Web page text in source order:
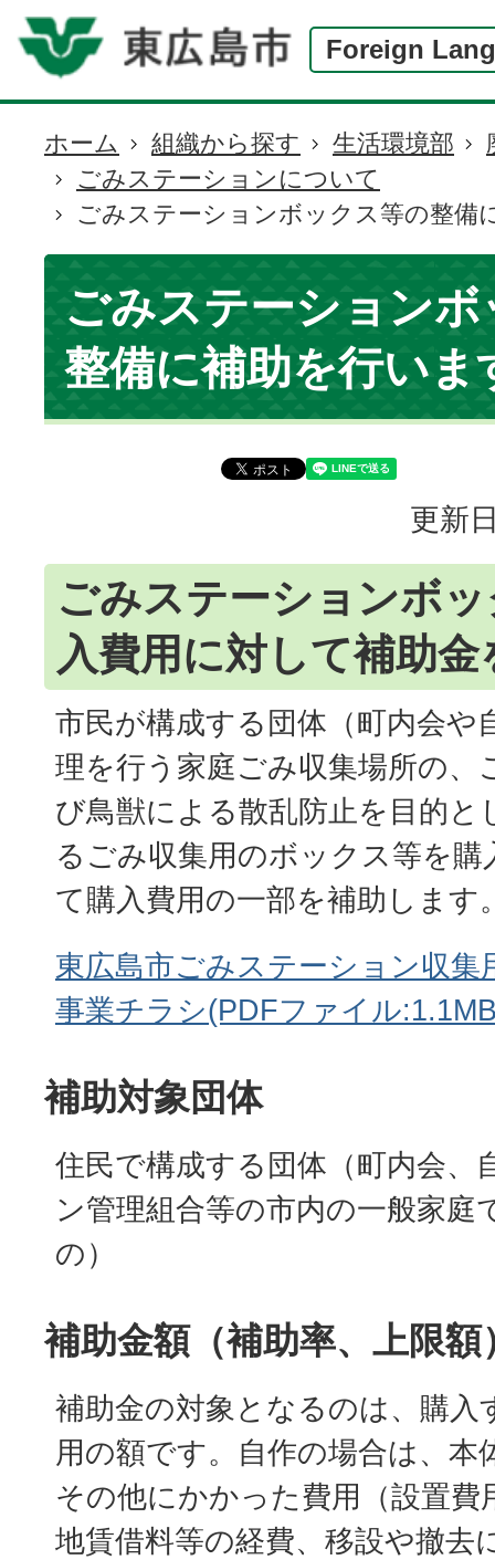
Foreign
現
在
の
位
ホーム 組織から探す 生活環境部
ごみステーションについて
ごみステーションボックス等の整備
ごみステーション
整備に補助を行いま
更新
ごみステーションボ
入費用に対して補助
市民が構成する団体（町内会や
理を行う家庭ごみ収集場所の、
び鳥獣による散乱防止を目的と
るごみ収集用のボックス等を
て購入費用の一部を補助します
東広島市ごみステーション収集
事業チラシ(PDFファイル
補助対象団体
住民で構成する団体（町内会、
ン管理組合等の市内の一般家庭
の）
補助金額（補助率、上限額
補助金の対象となるのは、購入
用の額です。自作の場合は、本
その他にかかった費用（設置費
地賃借料等の経費、移設や撤去